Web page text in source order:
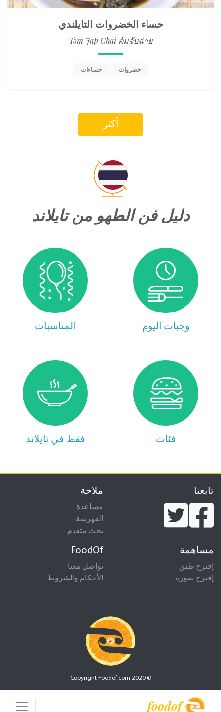
foodof
حساء الخضروات التايلندي
Tom Jap Chai ต้มจับฉ่าย
خضروات حساءات
أكثر
دليل فن الطهو من تايلاند
وجبات اليوم المناسبات
فئات فقط في تايلاند
تابعنا ملاحة
مساعدة
الفهرسة
بحث متقدم
مساهمة
إقترح طبق
إقترح صورة
FoodOf
تواصل معنا
الأحكام والشروط
© Copyright Foodof.com 2020